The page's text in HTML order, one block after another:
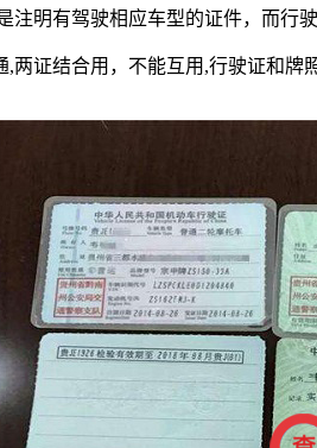
注明有驾驶相应车型的证件，而行
,两证结合用，不能互用,行驶证和牌